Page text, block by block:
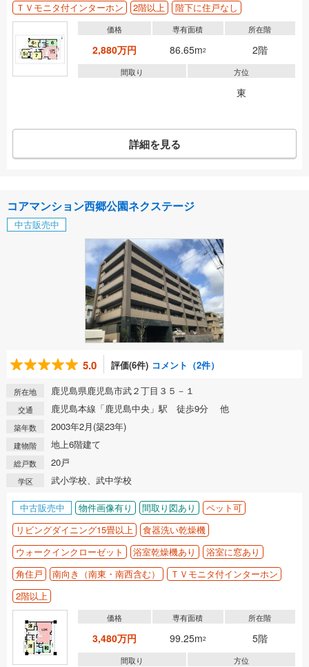
ＴＶモニタ付インターホン 2階以上 階下に住戸なし
価格
2,880万円
専有面積
86.65m2
所在階
2階
間取り 方位
東
詳細を見る
コアマンション西郷公園ネクステージ
中古販売中
5.0 評価(6件) コメント（2件）
所在地 鹿児島県鹿児島市武２丁目３５－１
交通 鹿児島本線「鹿児島中央」駅 徒歩9分 他
築年数 2003年2月(築23年)
建物階 地上6階建て
総戸数 20戸
学区 武小学校、武中学校
中古販売中 物件画像有り 間取り図あり
ペット可
リビングダイニング15畳以上
食器洗い乾燥機
ウォークインクローゼット
浴室乾燥機あり
浴室に窓あり
角住戸
南向き（南東・南西含む）
ＴＶモニタ付インターホン
2階以上
価格
3,480万円
専有面積
99.25m2
所在階
5階
間取り 方位